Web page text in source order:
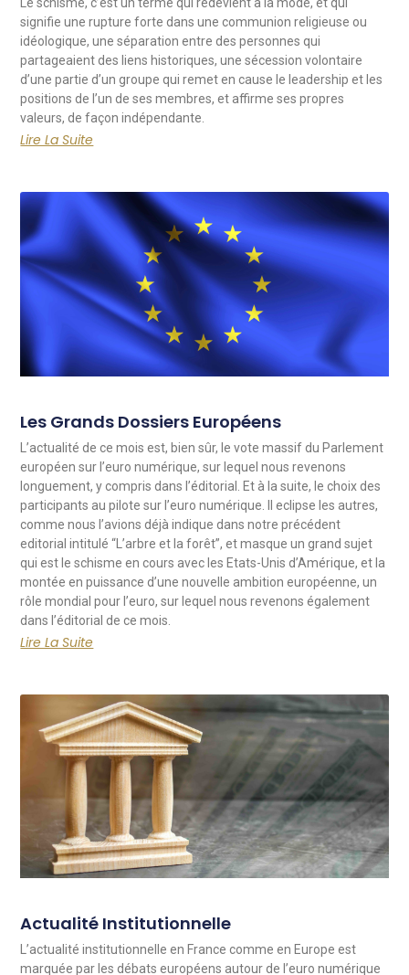
signifie une rupture forte dans une communion religieuse ou
idéologique, une séparation entre des personnes qui
partageaient des liens historiques, une sécession volontaire
d’une partie d’un groupe qui remet en cause le leadership et les
positions de l’un de ses membres, et affirme ses propres
valeurs, de façon indépendante.
Lire La Suite
Les Grands Dossiers Européens
L’actualité de ce mois est, bien sûr, le vote massif du Parlement
européen sur l’euro numérique, sur lequel nous revenons
longuement, y compris dans l’éditorial. Et à la suite, le choix des
participants au pilote sur l’euro numérique. Il eclipse les autres,
comme nous l’avions déjà indique dans notre précédent
editorial intitulé “L’arbre et la forêt”, et masque un grand sujet
qui est le schisme en cours avec les Etats-Unis d’Amérique, et la
montée en puissance d’une nouvelle ambition européenne, un
rôle mondial pour l’euro, sur lequel nous revenons également
dans l’éditorial de ce mois.
Lire La Suite
Actualité Institutionnelle
L’actualité institutionnelle en France comme en Europe est
marquée par les débats européens autour de l’euro numérique